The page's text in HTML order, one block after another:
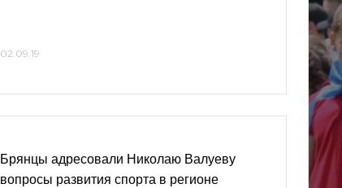
02.09.19
Брянцы адресовали Николаю Валуеву
вопросы развития спорта в регионе